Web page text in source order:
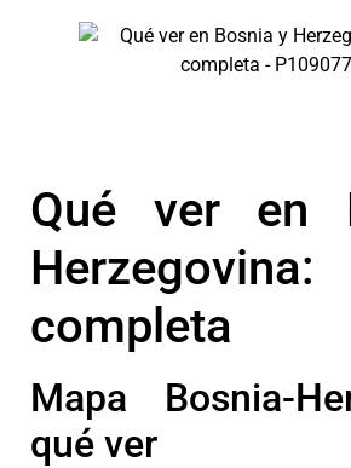
Qué ver en
completa
Mapa Bosnia-
qué ver